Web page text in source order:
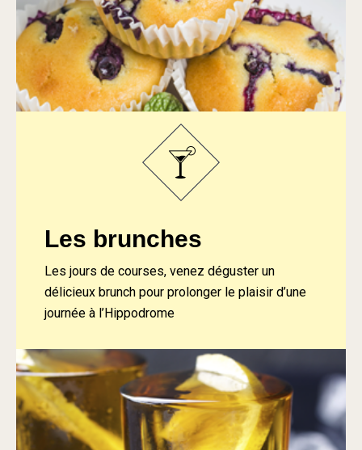
Les brunches
Les jours de courses, venez déguster un
délicieux brunch pour prolonger le plaisir d’une
journée à l’Hippodrome